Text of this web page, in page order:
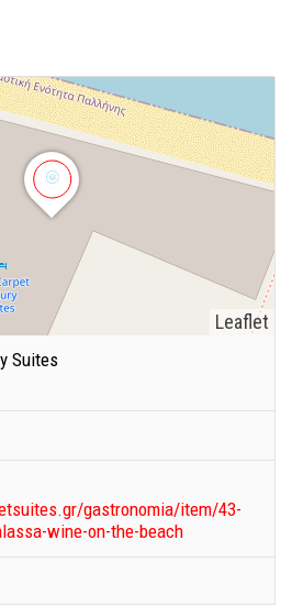
Leaflet
Suites
gastronomia/item/43-
wine-on-the-beach